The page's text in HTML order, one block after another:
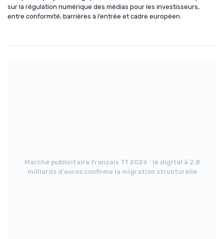
sur la régulation numérique des médias pour les investisseurs,
entre conformité, barrières à l’entrée et cadre européen.
Marché publicitaire français T1 2026 : le digital à 2,8
milliards d'euros confirme la migration structurelle